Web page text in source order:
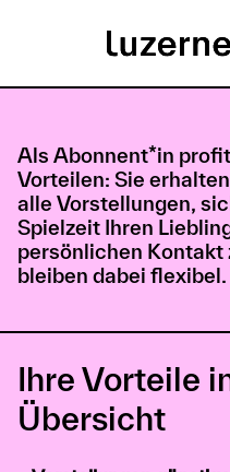
Inhalt
a
u
p
t
m
e
n
ü
Als Abonnent*in
Vorteilen: Sie
alle Vorstellungen,
Spielzeit Ihren
persönlichen Kontakt
bleiben dabei flexibel.
Ihre Vorteile
Übersicht